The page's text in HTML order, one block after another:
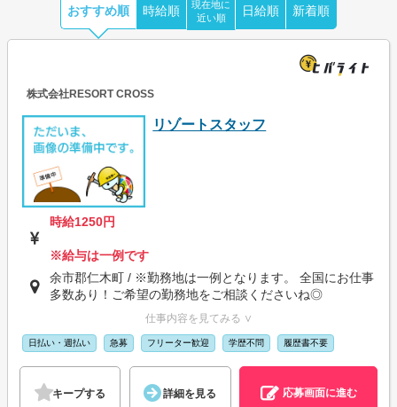
おすすめ順 時給順
現在地に
近い順
日給順 新着順
株式会社RESORT CROSS
リゾートスタッフ
時給1250円
※給与は一例です
余市郡仁木町 / ※勤務地は一例となります。 全国にお仕事
多数あり！ご希望の勤務地をご相談くださいね◎
仕事内容を見てみる ∨
日払い・週払い 急募 フリーター歓迎 学歴不問 履歴書不要
キープする 詳細を見る 応募画面に進む